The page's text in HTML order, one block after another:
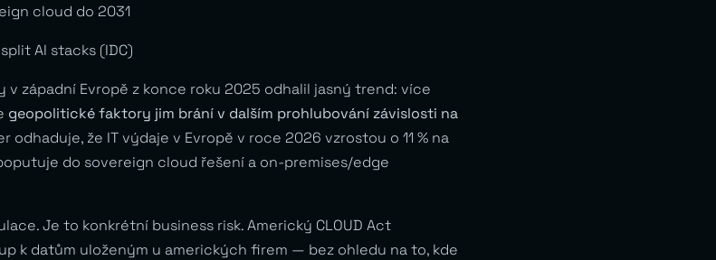
cloud do 2031
AI stacks (IDC)
v západní Evropě z konce roku 2025 odhalil jasný trend: více
geopolitické faktory jim brání v dalším prohlubování závislosti na
odhaduje, že IT výdaje v Evropě v roce 2026 vzrostou o 11 % na
do sovereign cloud řešení a on-premises/edge
Je to konkrétní business risk. Americký CLOUD Act
k datům uloženým u amerických firem — bez ohledu na to, kde